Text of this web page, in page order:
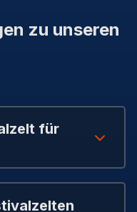
zu unseren
für